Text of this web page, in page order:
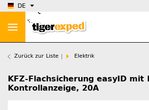
DE
Zurück zur Liste Elektrik
KFZ-Flachsicherung easyID mit
Kontrollanzeige, 20A